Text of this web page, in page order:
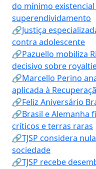
do mínimo
superendividamento
🔗Justiça
contra adolescente
🔗Pazuello mobiliza
decisivo sobre
🔗Marcello Perino
aplicada à
🔗Feliz Aniversário
🔗Brasil e Alemanha
críticos e terras raras
🔗TJSP considera
sociedade
🔗TJSP recebe